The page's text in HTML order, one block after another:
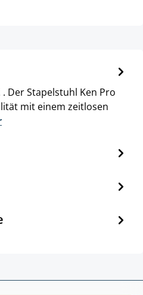
Der Stapelstuhl Ken Pro
mit einem zeitlosen